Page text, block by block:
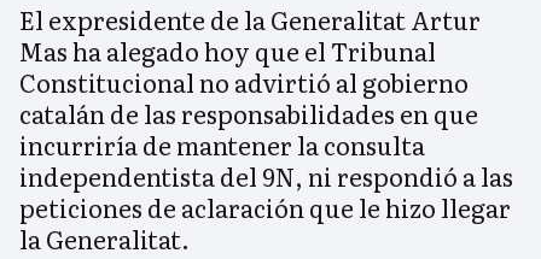
El expresidente de la Generalitat Artur
Mas ha alegado hoy que el Tribunal
Constitucional no advirtió al gobierno
catalán de las responsabilidades en que
incurriría de mantener la consulta
independentista del 9N, ni respondió a las
peticiones de aclaración que le hizo llegar
la Generalitat.